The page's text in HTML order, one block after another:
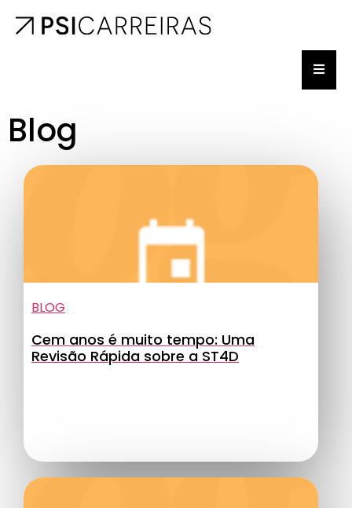
Blog
BLOG
Cem anos é muito tempo: Uma
Revisão Rápida sobre a ST4D